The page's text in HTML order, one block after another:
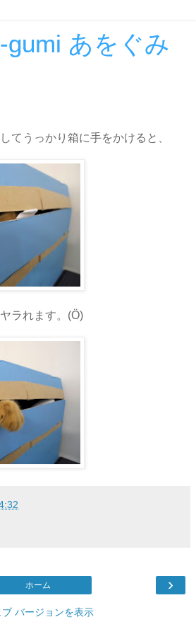
gumi あをぐみ
てうっかり箱に手をかけると、
ラれます。(Ö)
›
ホーム
ブ バージョンを表示